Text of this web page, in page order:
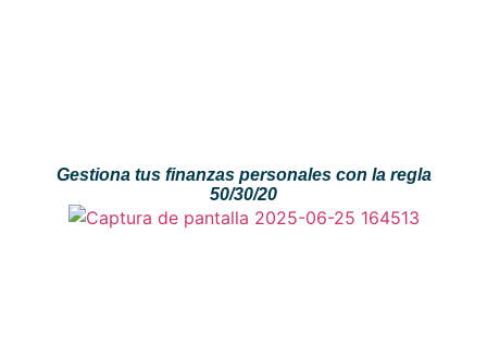
Gestiona tus finanzas personales con la regla
50/30/20